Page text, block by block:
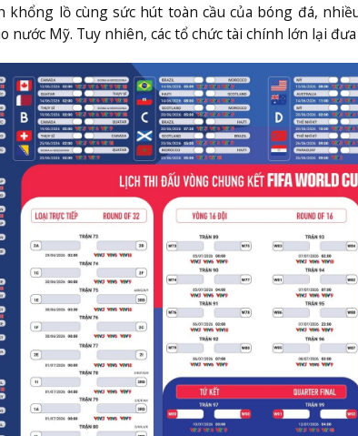
khổng lồ cùng sức hút toàn cầu của bóng đá,
nước Mỹ. Tuy nhiên, các tổ chức tài chính lớn lại